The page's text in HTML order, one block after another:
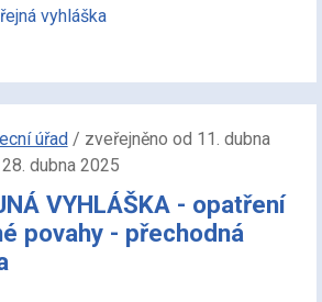
vyhláška
úřad/ zveřejněno od 11. dubna
dubna 2025
VYHLÁŠKA - opatření
povahy - přechodná